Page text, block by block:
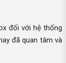
đối với hệ thống
đã quan tâm và